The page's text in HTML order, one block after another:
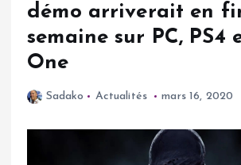
démo arriverait en
semaine sur PC, PS4
One
Sadako Actualités mars 16, 2020